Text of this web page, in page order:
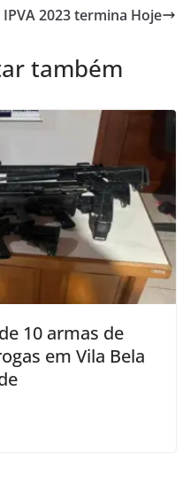
2023 termina Hoje
também
10 armas de
em Vila Bela